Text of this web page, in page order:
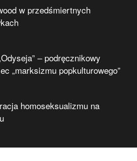
w przedśmiertnych
– podręcznikowy
„marksizmu popkulturowego”
homoseksualizmu na